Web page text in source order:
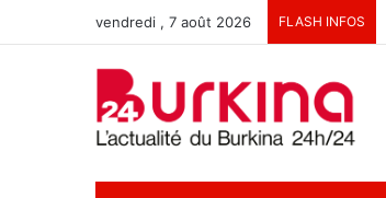
vendredi , 7 août 2026 FLASH INFOS